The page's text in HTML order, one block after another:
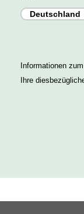
Informationen
Ihre